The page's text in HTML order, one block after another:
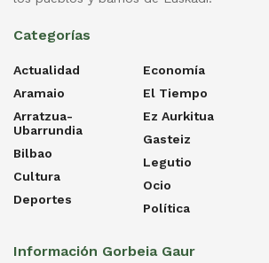
Categorías
Actualidad
Aramaio
Arratzua-
Ubarrundia
Bilbao
Cultura
Deportes
Economía
El Tiempo
Ez Aurkitua
Gasteiz
Legutio
Ocio
Política
Información Gorbeia Gaur